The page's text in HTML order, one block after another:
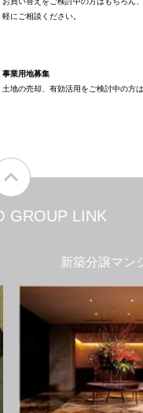
軽にご相談ください。
事業用地募集
土地の売却、有効活用をご検討中の方
GROUP LINK
新築分譲マン